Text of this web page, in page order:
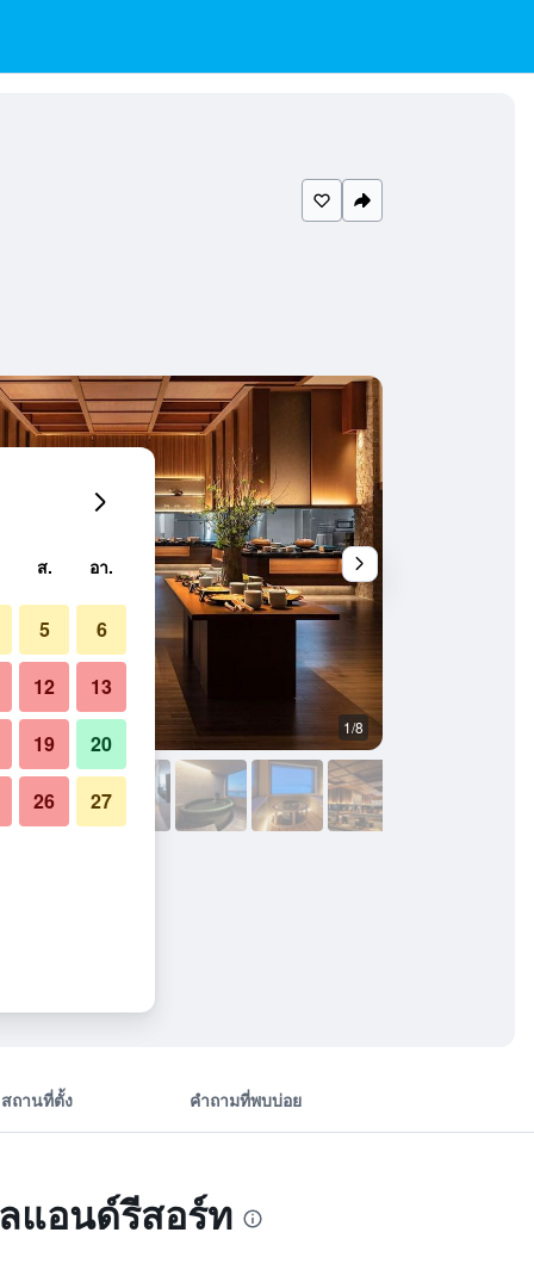
1/8
สถานที่ตั้ง คำถามที่พบบ่อย
แอนด์รีสอร์ท
ส. อา.
5 6
12 13
19 20
26 27